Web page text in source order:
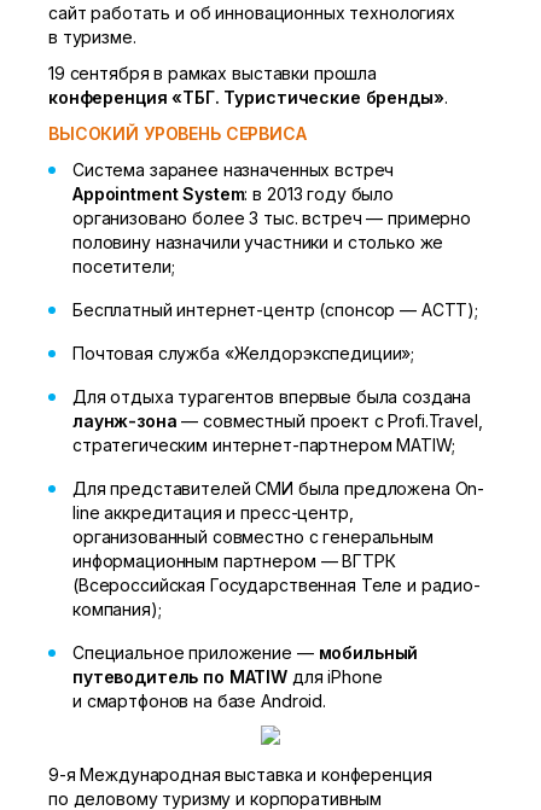
сайт работать и об инновационных технологиях
в туризме.
19 сентября в рамках выставки прошла
конференция «ТБГ. Туристические бренды».
ВЫСОКИЙ УРОВЕНЬ СЕРВИСА
Система заранее назначенных встреч
Appointment System: в 2013 году было
организовано более 3 тыс. встреч — примерно
половину назначили участники и столько же
посетители;
Бесплатный интернет-центр (спонсор — АСТТ);
Почтовая служба «Желдорэкспедиции»;
Для отдыха турагентов впервые была создана
лаунж-зона — совместный проект с Profi.Travel,
стратегическим интернет-партнером MATIW;
Для представителей СМИ была предложена On-
line аккредитация и пресс-центр,
организованный совместно с генеральным
информационным партнером — ВГТРК
(Всероссийская Государственная Теле и радио-
компания);
Специальное приложение —мобильный
путеводитель по MATIW для iPhone
и смартфонов на базе Android.
9-я Международная выставка и конференция
по деловому туризму и корпоративным